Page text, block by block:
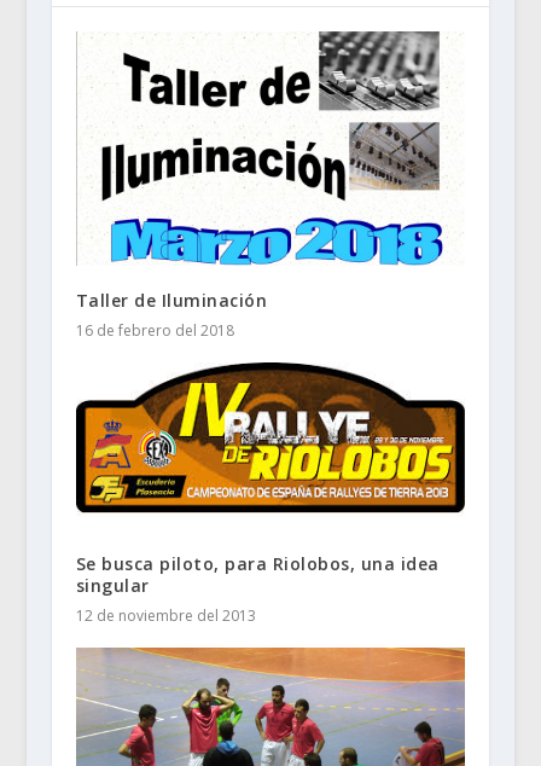
Taller de Iluminación
16 de febrero del 2018
Se busca piloto, para Riolobos, una idea
singular
12 de noviembre del 2013